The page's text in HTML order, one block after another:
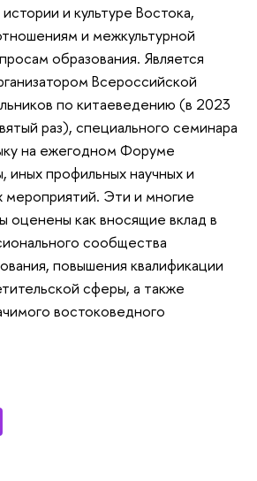
и культуре Востока,
и межкультурной
образования. Является
Всероссийской
по китаеведению (в 2023
раз), специального семинара
на ежегодном Форуме
иных профильных научных и
мероприятий. Эти и многие
оценены как вносящие вклад в
сообщества
повышения квалификации
сферы, а также
востоковедного